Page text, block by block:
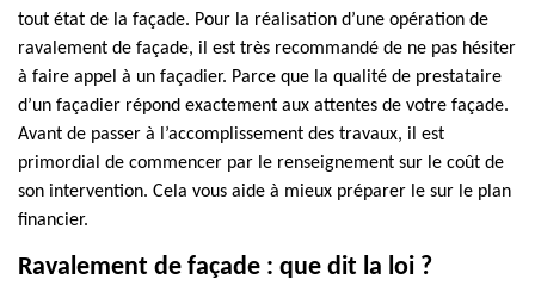
tout état de la façade. Pour la réalisation d’une opération de
ravalement de façade, il est très recommandé de ne pas hésiter
à faire appel à un façadier. Parce que la qualité de prestataire
d’un façadier répond exactement aux attentes de votre façade.
Avant de passer à l’accomplissement des travaux, il est
primordial de commencer par le renseignement sur le coût de
son intervention. Cela vous aide à mieux préparer le sur le plan
financier.
Ravalement de façade : que dit la loi ?